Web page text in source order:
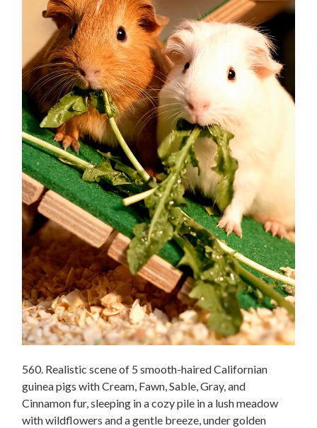
560. Realistic scene of 5 smooth-haired Californian
guinea pigs with Cream, Fawn, Sable, Gray, and
Cinnamon fur, sleeping in a cozy pile in a lush meadow
with wildflowers and a gentle breeze, under golden